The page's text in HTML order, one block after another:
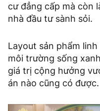
cư đẳng cấp mà còn
nhà đầu tư sành sỏi.
Layout sản phẩm
môi trường sống
giá trị cộng hưởng
án nào cũng có được.